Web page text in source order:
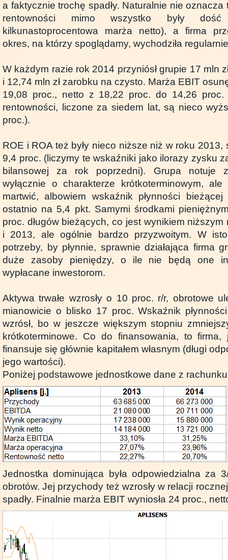
a faktycznie trochę spadły. Naturalnie nie
rentowności mimo wszystko były
kilkunastoprocentowa marża netto), a firma
okres, na którzy spoglądamy, wychodziła
W każdym razie rok 2014 przyniósł grupie 17 mln
i 12,74 mln zł zarobku na czysto. Marża EBIT
19,08 proc., netto z 18,22 proc. do 14,26
rentowności, liczone za siedem lat, są nieco
proc.).
ROE i ROA też były nieco niższe niż w roku 2013,
9,4 proc. (liczymy te wskaźniki jako ilorazy zysku
bilansowej za rok poprzedni). Grupa notuje
wyłącznie o charakterze krótkoterminowym,
martwić, albowiem wskaźnik płynności
ostatnio na 5,4 pkt. Samymi środkami
proc. długów bieżących, co jest wynikiem
i 2013, ale ogólnie bardzo przyzwoitym. W
potrzeby, by płynnie, sprawnie działająca firma
duże zasoby pieniędzy, o ile nie będą one
wypłacane inwestorom.
Aktywa trwałe wzrosły o 10 proc. r/r, obrotowe
mianowicie o blisko 17 proc. Wskaźnik
wzrósł, bo w jeszcze większym stopniu
krótkoterminowe. Co do finansowania, to firma,
finansuje się głównie kapitałem własnym (długi
jego wartości).
Poniżej podstawowe jednostkowe dane z
Jednostka dominująca była odpowiedzialna za
obrotów. Jej przychody też wzrosły w relacji
spadły. Finalnie marża EBIT wyniosła 24 proc.,